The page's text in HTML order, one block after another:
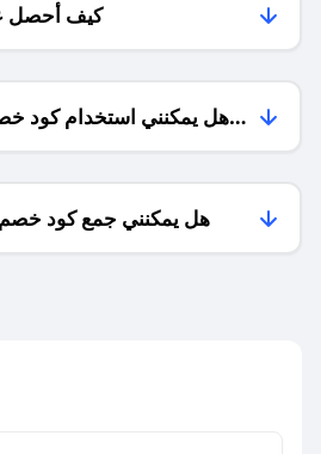
كيف أحصل
هل يمكنني استخدام كود
هل يمكنني جمع كود